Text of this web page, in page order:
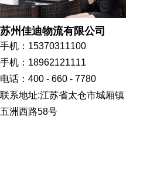
苏州佳迪物流有限公司
手机：15370311100
手机：18962121111
电话：400 - 660 - 7780
联系地址:江苏省太仓市城厢镇
五洲西路58号